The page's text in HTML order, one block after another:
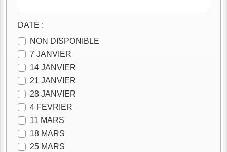
DATE :
NON DISPONIBLE
7 JANVIER
14 JANVIER
21 JANVIER
28 JANVIER
4 FEVRIER
11 MARS
18 MARS
25 MARS